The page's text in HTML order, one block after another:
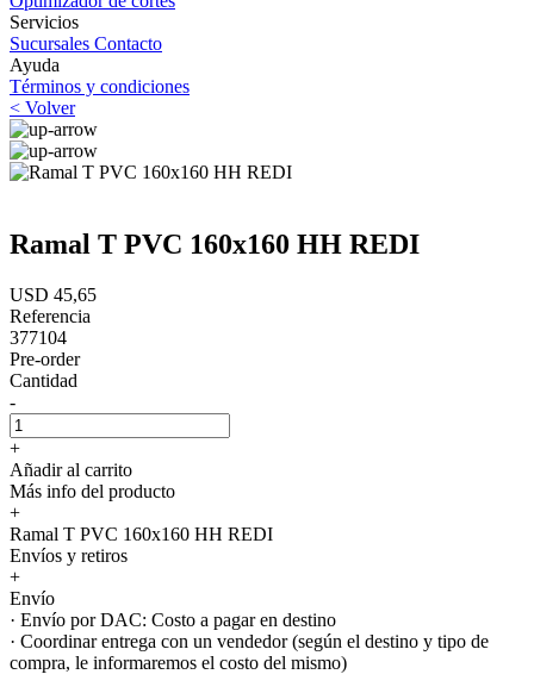
Servicios
Sucursales Contacto
Ayuda
Términos y condiciones
< Volver
Ramal T PVC 160x160 HH REDI
USD 45,65
Referencia
377104
Pre-order
Cantidad
-
+
Añadir al carrito
Más info del producto
+
Ramal T PVC 160x160 HH REDI
Envíos y retiros
+
Envío
· Envío por DAC: Costo a pagar en destino
· Coordinar entrega con un vendedor (según el destino y tipo de
compra, le informaremos el costo del mismo)